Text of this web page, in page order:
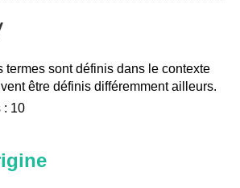
termes sont définis dans le contexte
être définis différemment ailleurs.
: 10